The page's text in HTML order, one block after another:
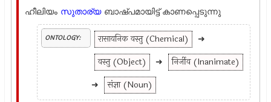
ഹീലിയം സുതാര്യ ബാഷ്പമായിട്ട് കാണപ്പെടുന്നു
ONTOLOGY: रासायनिक वस्तु (Chemical)
➜
वस्तु (Object)
➜
निर्जीव (Inanimate)
➜
संज्ञा (Noun)